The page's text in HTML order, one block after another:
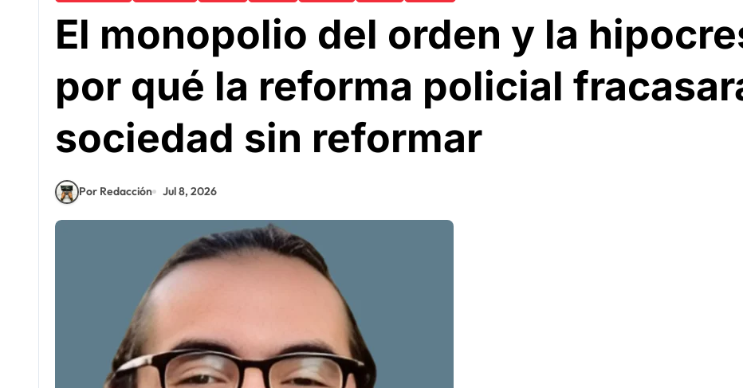
El monopolio del orden y la
por qué la reforma policial
sociedad sin reformar
Por Redacción Jul 8, 2026